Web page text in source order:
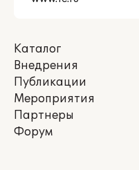
Каталог
Внедрения
Публикации
Мероприятия
Партнеры
Форум